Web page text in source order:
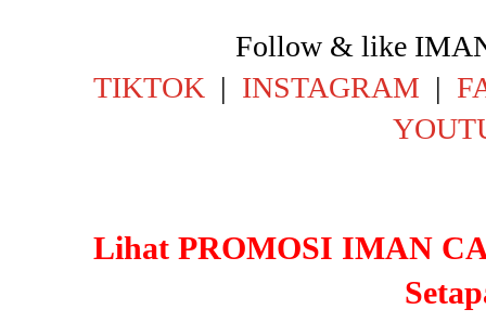
Follow & like
TIKTOK| INSTAGRAM |
Lihat PROMOSI IMAN